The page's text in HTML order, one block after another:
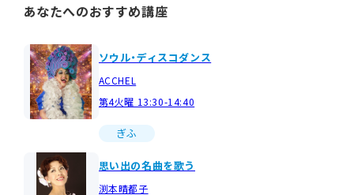
あなたへのおすすめ講座
ソウル・ディスコダンス
ACCHEL
第4火曜 13:30-14:40
ぎふ
思い出の名曲を歌う
渕本晴都子